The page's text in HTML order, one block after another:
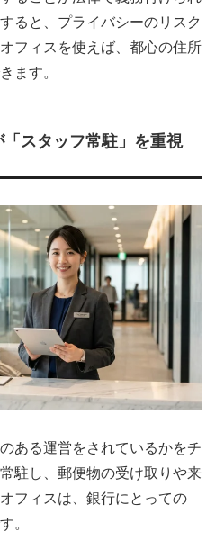
ると、プライバシーのリスク
フィスを使えば、都心の住所
ます。
スタッフ常駐」を重視
ある運営をされているかをチ
駐し、郵便物の受け取りや来
フィスは、銀行にとっての
。